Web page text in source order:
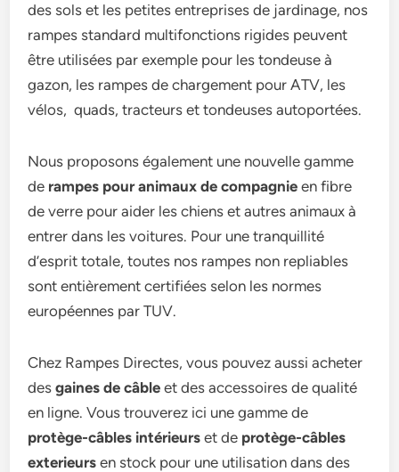
des sols et les petites entreprises de jardinage, nos
rampes standard multifonctions rigides peuvent
être utilisées par exemple pour les tondeuse à
gazon, les rampes de chargement pour ATV, les
vélos, quads, tracteurs et tondeuses autoportées.
Nous proposons également une nouvelle gamme
de rampes pour animaux de compagnie en fibre
de verre pour aider les chiens et autres animaux à
entrer dans les voitures. Pour une tranquillité
d’esprit totale, toutes nos rampes non repliables
sont entièrement certifiées selon les normes
européennes par TUV.
Chez Rampes Directes, vous pouvez aussi acheter
desgaines de câble et des accessoires de qualité
en ligne. Vous trouverez ici une gamme de
protège-câbles intérieurs et de protège-câbles
exterieurs en stock pour une utilisation dans des